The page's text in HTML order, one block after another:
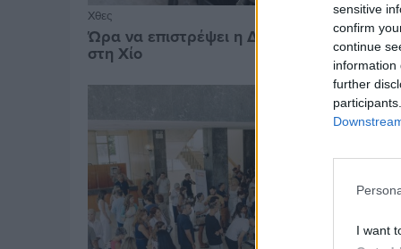
sensitive
confirm
continue
information
further
I want
Χθες
Ώρα να επιστρέψει η Δημοτική Αστυνομία
στη Χίο